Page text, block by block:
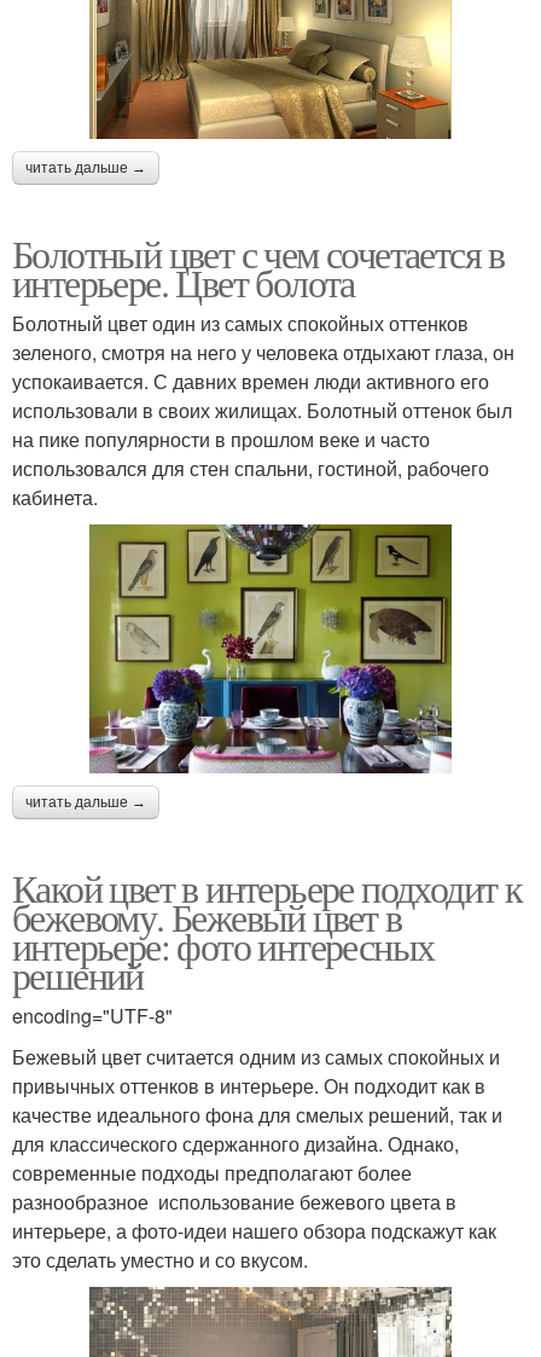
читать дальше →
Болотный цвет с чем сочетается в
интерьере. Цвет болота
Болотный цвет один из самых спокойных оттенков
зеленого, смотря на него у человека отдыхают глаза, он
успокаивается. С давних времен люди активного его
использовали в своих жилищах. Болотный оттенок был
на пике популярности в прошлом веке и часто
использовался для стен спальни, гостиной, рабочего
кабинета.
читать дальше →
Какой цвет в интерьере подходит к
бежевому. Бежевый цвет в
интерьере: фото интересных
решений
encoding="UTF-8"
Бежевый цвет считается одним из самых спокойных и
привычных оттенков в интерьере. Он подходит как в
качестве идеального фона для смелых решений, так и
для классического сдержанного дизайна. Однако,
современные подходы предполагают более
разнообразное использование бежевого цвета в
интерьере, а фото-идеи нашего обзора подскажут как
это сделать уместно и со вкусом.